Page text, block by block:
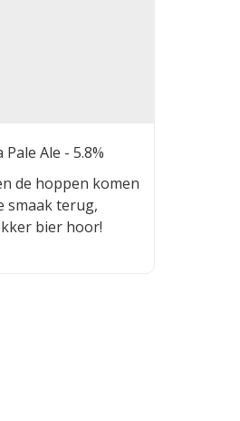
Pale Ale - 5.8%
de hoppen komen
smaak terug,
bier hoor!